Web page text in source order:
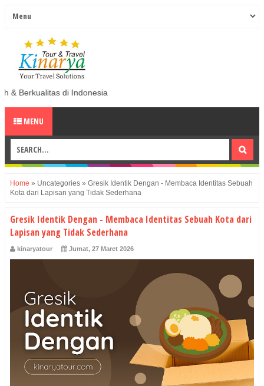
MENU
Home » Uncategories » Gresik Identik Dengan - Membaca Identitas Sebuah
Kota dari Lapisan yang Tidak Sederhana
Gresik Identik Dengan - Membaca Identitas Sebuah Kota dari
Lapisan yang Tidak Sederhana
kinaryatour Jumat, 27 Maret 2026